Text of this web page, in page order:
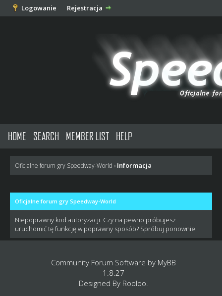
Logowanie Rejestracja
HOME SEARCH MEMBER LIST HELP
Oficjalne forum gry Speedway-World › Informacja
Oficjalne forum gry Speedway-World
Niepoprawny kod autoryzacji. Czy na pewno próbujesz
uruchomić tę funkcję w poprawny sposób? Spróbuj ponownie.
Community Forum Software by MyBB
1.8.27
Designed By Rooloo.